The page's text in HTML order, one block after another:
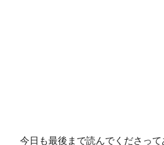
今日も最後まで読んでくださっ